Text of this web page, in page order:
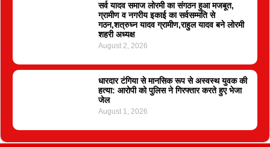
सर्व यादव समाज लोरमी का संगठन हुआ मजबूत,
ग्रामीण व नगरीय इकाई का सर्वसम्मति से
गठन,शत्रुघ्न यादव ग्रामीण,राहुल यादव बने लोरमी
शहरी अध्यक्ष
August 2, 2026
धारदार टंगिया से मानसिक रूप से अस्वस्थ युवक की
हत्या: आरोपी को पुलिस ने गिरफ्तार करते हुए भेजा
जेल
August 1, 2026